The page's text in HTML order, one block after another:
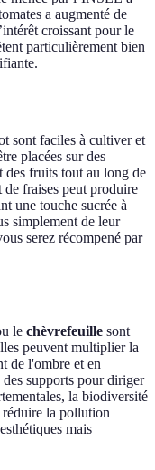
a augmenté de
croissant pour le
particulièrement bien
sont faciles à cultiver et
placées sur des
des fruits tout au long de
fraises peut produire
une touche sucrée à
simplement de leur
serez récompené par
le chèvrefeuille sont
peuvent multiplier la
de l'ombre et en
supports pour diriger
la biodiversité
la pollution
mais